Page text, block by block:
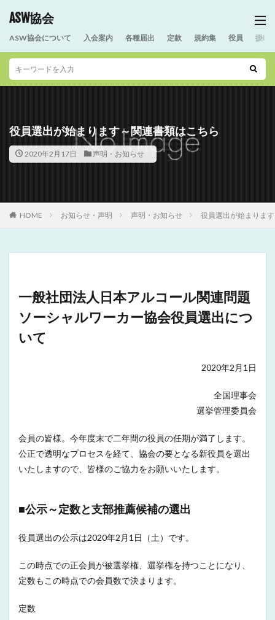
ASW協会
ASW協会について 入会案内 各種届出 定款 規約集 役員 援助
役員選出が始まります～関連書類はこちら
2020年2月17日 声明・お知らせ
HOME お知らせ・声明 声明・お知らせ 役員選出が始まりま
一般社団法人日本アルコール関連問題
ソーシャルワーカー協会役員選出につ
いて
2020年2月1日
全国理事会
選挙管理委員会
会員の皆様。今年度末で二年間の役員の任期が満了します。
公正で透明なプロセスを経て、協会の要となる新役員を選出
いたしますので、皆様のご協力をお願いいたします。
■公示～定数と支部推薦候補の選出
役員選出の公示は2020年2月1日（土）です。
この時点での正会員が被選挙権、選挙権を持つことになり、
定数もこの時点での会員数で決まります。
定数